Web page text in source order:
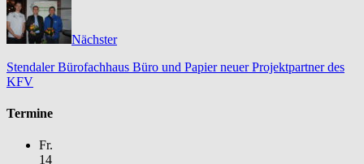
Nächster
Stendaler Bürofachhaus Büro und Papier neuer Projektpartner des
KFV
Termine
Fr.
14